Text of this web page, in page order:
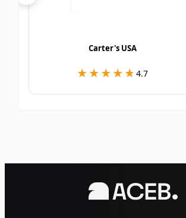
Carter's USA
★★★★★
★★★★★ 4.7